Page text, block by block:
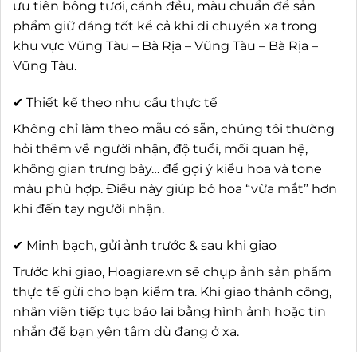
ưu tiên bông tươi, cánh đều, màu chuẩn để sản
phẩm giữ dáng tốt kể cả khi di chuyển xa trong
khu vực Vũng Tàu – Bà Rịa – Vũng Tàu – Bà Rịa –
Vũng Tàu.
✔ Thiết kế theo nhu cầu thực tế
Không chỉ làm theo mẫu có sẵn, chúng tôi thường
hỏi thêm về người nhận, độ tuổi, mối quan hệ,
không gian trưng bày… để gợi ý kiểu hoa và tone
màu phù hợp. Điều này giúp bó hoa “vừa mắt” hơn
khi đến tay người nhận.
✔ Minh bạch, gửi ảnh trước & sau khi giao
Trước khi giao, Hoagiare.vn sẽ chụp ảnh sản phẩm
thực tế gửi cho bạn kiểm tra. Khi giao thành công,
nhân viên tiếp tục báo lại bằng hình ảnh hoặc tin
nhắn để bạn yên tâm dù đang ở xa.